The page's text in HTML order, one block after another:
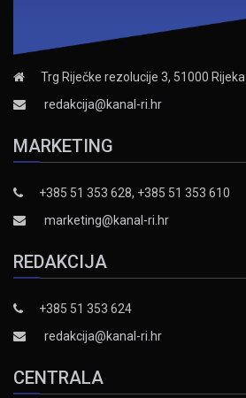
Trg Riječke rezolucije 3, 51000 Rijeka
redakcija@kanal-ri.hr
MARKETING
+385 51 353 628, +385 51 353 610
marketing@kanal-ri.hr
REDAKCIJA
+385 51 353 624
redakcija@kanal-ri.hr
CENTRALA